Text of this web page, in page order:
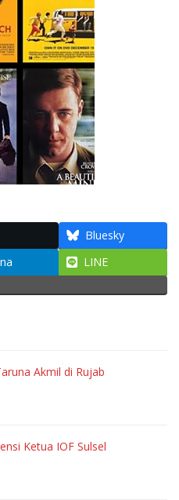
Bluesky
LINE
Akmil di Rujab
Ketua IOF Sulsel